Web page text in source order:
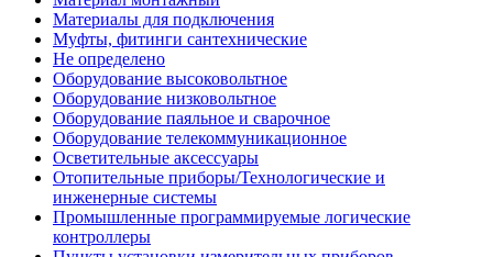
Материалы для подключения
Муфты, фитинги сантехнические
Не определено
Оборудование высоковольтное
Оборудование низковольтное
Оборудование паяльное и сварочное
Оборудование телекоммуникационное
Осветительные аксессуары
Отопительные приборы/Технологические и
инженерные системы
Промышленные программируемые логические
контроллеры